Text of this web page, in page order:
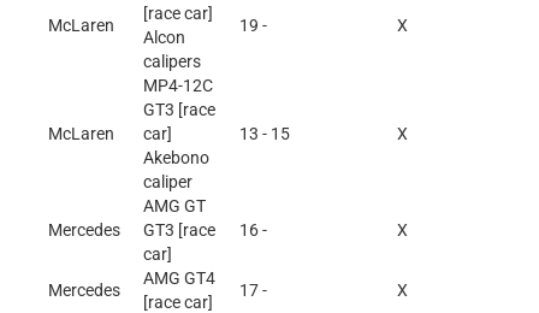
McLaren
[race car]
Alcon
calipers
19 - X
McLaren
MP4-12C
GT3 [race
car]
Akebono
caliper
13 - 15 X
Mercedes
AMG GT
GT3 [race
car]
16 - X
Mercedes
AMG GT4
[race car]
17 - X